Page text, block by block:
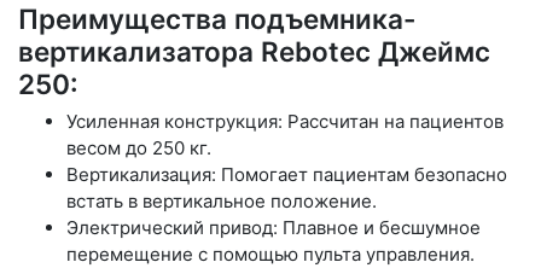
Преимущества подъемника-
вертикализатора Rebotec Джеймс
250:
Усиленная конструкция: Рассчитан на пациентов
весом до 250 кг.
Вертикализация: Помогает пациентам безопасно
встать в вертикальное положение.
Электрический привод: Плавное и бесшумное
перемещение с помощью пульта управления.